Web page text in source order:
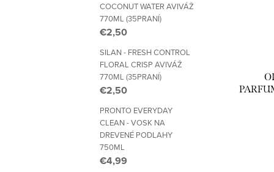
COCONUT WATER AVIVÁŽ
770ML (35PRANÍ)
€2,50
SILAN - FRESH CONTROL
FLORAL CRISP AVIVÁŽ
770ML (35PRANÍ)
€2,50
PRONTO EVERYDAY
CLEAN - VOSK NA
DREVENÉ PODLAHY
750ML
€4,99